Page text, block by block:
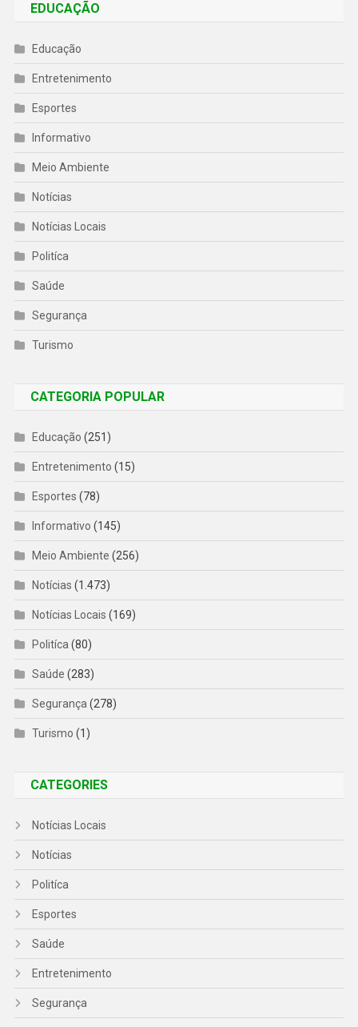
EDUCAÇÃO
Educação
Entretenimento
Esportes
Informativo
Meio Ambiente
Notícias
Notícias Locais
Politíca
Saúde
Segurança
Turismo
CATEGORIA POPULAR
Educação (251)
Entretenimento (15)
Esportes (78)
Informativo (145)
Meio Ambiente (256)
Notícias (1.473)
Notícias Locais (169)
Politíca(80)
Saúde (283)
Segurança(278)
Turismo (1)
CATEGORIES
Notícias Locais
Notícias
Politíca
Esportes
Saúde
Entretenimento
Segurança